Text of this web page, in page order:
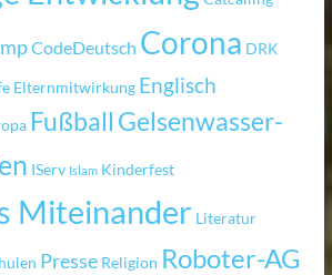
CodeDeutsch Corona DRK
Elternmitwirkung Englisch
Fußball Gelsenwasser-
IServ Islam Kinderfest
Miteinander Literatur
Presse Religion Roboter-AG